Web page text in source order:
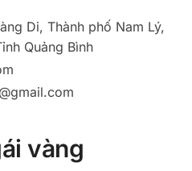
Di, Thành phố Nam Lý,
Quảng Bình
vàng